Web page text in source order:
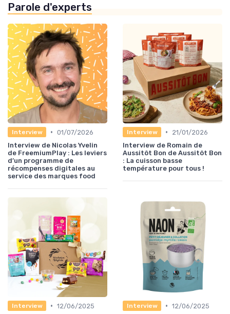
Parole d'experts
Interview • 01/07/2026
Interview de Nicolas Yvelin
de FreemiumPlay : Les leviers
d’un programme de
récompenses digitales au
service des marques food
Interview •
21/01/2026
Interview de Romain de
Aussitôt Bon de Aussitôt Bon
: La cuisson basse
température pour tous !
Interview • 12/06/2025
Interview • 12/06/2025